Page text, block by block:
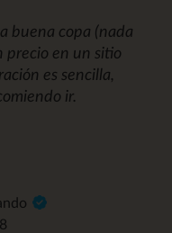
buena copa (nada
precio en un sitio
es sencilla,
ir.